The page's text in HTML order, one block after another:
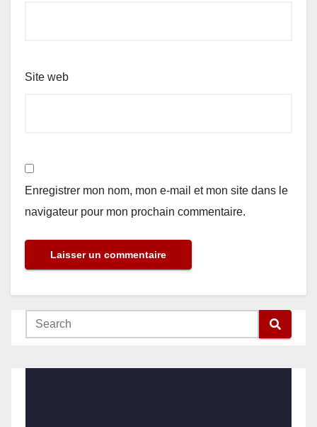
Site web
Enregistrer mon nom, mon e-mail et mon site dans le
navigateur pour mon prochain commentaire.